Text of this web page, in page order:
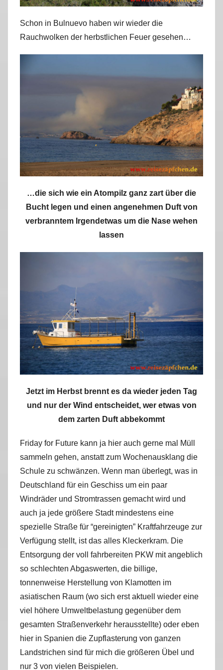
Schon in Bulnuevo haben wir wieder die
Rauchwolken der herbstlichen Feuer gesehen…
…die sich wie ein Atompilz ganz zart über die
Bucht legen und einen angenehmen Duft von
verbranntem Irgendetwas um die Nase wehen
lassen
Jetzt im Herbst brennt es da wieder jeden Tag
und nur der Wind entscheidet, wer etwas von
dem zarten Duft abbekommt
Friday for Future kann ja hier auch gerne mal Müll
sammeln gehen, anstatt zum Wochenausklang die
Schule zu schwänzen. Wenn man überlegt, was in
Deutschland für ein Geschiss um ein paar
Windräder und Stromtrassen gemacht wird und
auch ja jede größere Stadt mindestens eine
spezielle Straße für “gereinigten” Kraftfahrzeuge zur
Verfügung stellt, ist das alles Kleckerkram. Die
Entsorgung der voll fahrbereiten PKW mit angeblich
so schlechten Abgaswerten, die billige,
tonnenweise Herstellung von Klamotten im
asiatischen Raum (wo sich erst aktuell wieder eine
viel höhere Umweltbelastung gegenüber dem
gesamten Straßenverkehr herausstellte) oder eben
hier in Spanien die Zupflasterung von ganzen
Landstrichen sind für mich die größeren Übel und
nur 3 von vielen Beispielen.